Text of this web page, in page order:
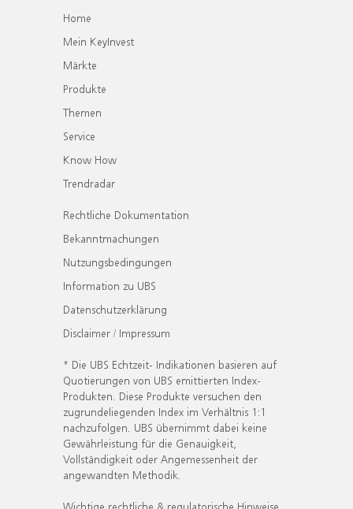
Home
Mein KeyInvest
Märkte
Produkte
Themen
Service
Know How
Trendradar
Rechtliche Dokumentation
Bekanntmachungen
Nutzungsbedingungen
Information zu UBS
Datenschutzerklärung
Disclaimer / Impressum
* Die UBS Echtzeit- Indikationen basieren auf
Quotierungen von UBS emittierten Index-
Produkten. Diese Produkte versuchen den
zugrundeliegenden Index im Verhältnis 1:1
nachzufolgen. UBS übernimmt dabei keine
Gewährleistung für die Genauigkeit,
Vollständigkeit oder Angemessenheit der
angewandten Methodik.